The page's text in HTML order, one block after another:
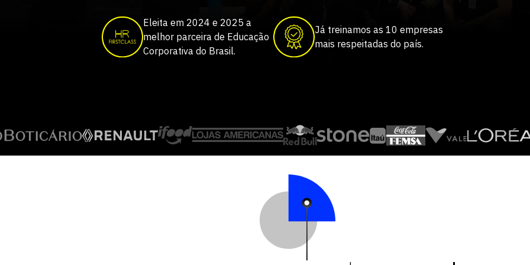
Eleita em 2024 e 2025 a
melhor parceira de Educação
Corporativa do Brasil.
Já treinamos as 10 empresas
mais respeitadas do país.